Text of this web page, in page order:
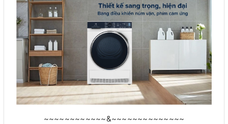
~~~~~~~~~~~~&~~~~~~~~~~~~~~